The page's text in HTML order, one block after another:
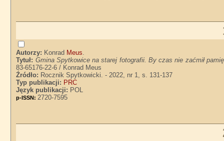
Autorzy: Konrad Meus.
Tytuł: Gmina Spytkowice na starej fotografii. By czas nie zaćmił
83-65176-22-6 / Konrad Meus
Źródło: Rocznik Spytkowicki. - 2022, nr 1, s. 131-137
Typ publikacji: PRC
Język publikacji: POL
p-ISSN: 2720-7595